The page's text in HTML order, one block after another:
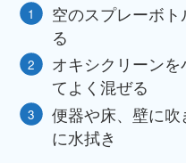
空のスプレーボ
る
オキシクリーンを
てよく混ぜる
便器や床、壁に
に水拭き